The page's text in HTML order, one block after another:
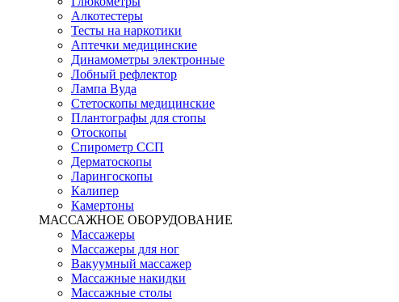
Алкотестеры
Тесты на наркотики
Аптечки медицинские
Динамометры электронные
Лобный рефлектор
Лампа Вуда
Стетоскопы медицинские
Плантографы для стопы
Отоскопы
Спирометр ССП
Дерматоскопы
Ларингоскопы
Калипер
Камертоны
МАССАЖНОЕ ОБОРУДОВАНИЕ
Массажеры
Массажеры для ног
Вакуумный массажер
Массажные накидки
Массажные столы